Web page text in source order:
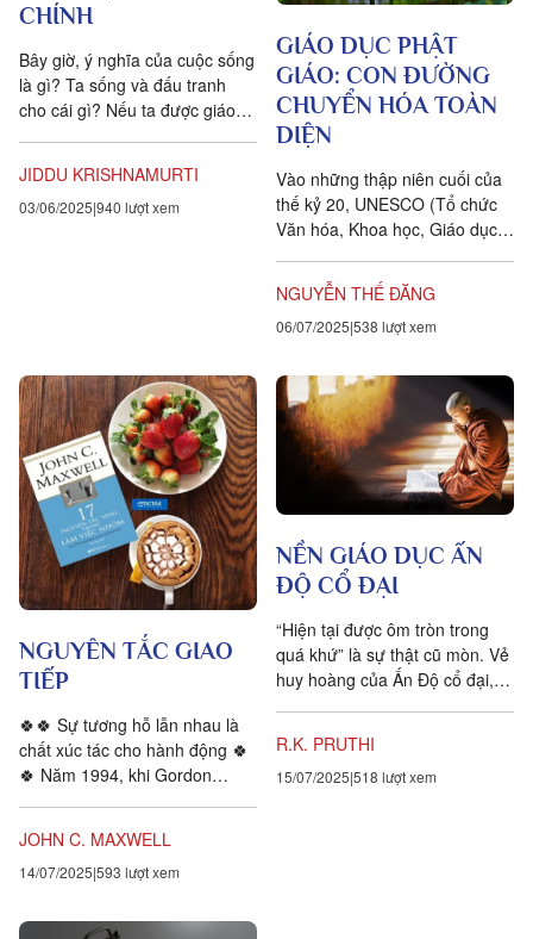
CHÍNH
Bây giờ, ý nghĩa của cuộc sống
là gì? Ta sống và đấu tranh
cho cái gì? Nếu ta được giáo
JIDDU KRISHNAMURTI
03/06/2025 940 lượt xem
GIÁO DỤC PHẬT
GIÁO: CON ĐƯỜNG
CHUYỂN HÓA TOÀN
DIỆN
Vào những thập niên cuối của
thế kỷ 20, UNESCO (Tổ chức
Văn hóa, Khoa học, Giáo dục
niệm sự học trọn đời. Dĩ...
NGUYỄN THẾ ĐĂNG
06/07/2025 538 lượt xem
NGUYÊN TẮC GIAO
TIẾP
🍀🍀 Sự tương hỗ lẫn nhau là
chất xúc tác cho hành động 🍀
🍀 Năm 1994, khi Gordon
tình trạng...
JOHN C. MAXWELL
14/07/2025 593 lượt xem
NỀN GIÁO DỤC ẤN
ĐỘ CỔ ĐẠI
“Hiện tại được ôm tròn trong
quá khứ” là sự thật cũ mòn. Vẻ
huy hoàng của Ấn Độ cổ đại,
tương lai....
R.K. PRUTHI
15/07/2025 518 lượt xem